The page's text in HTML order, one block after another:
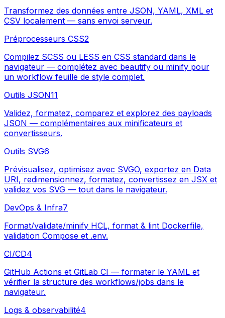
Transformez des données entre JSON, YAML, XML et
CSV localement — sans envoi serveur.
Préprocesseurs CSS2
Compilez SCSS ou LESS en CSS standard dans le
navigateur — complétez avec beautify ou minify pour
un workflow feuille de style complet.
Outils JSON11
Validez, formatez, comparez et explorez des payloads
JSON — complémentaires aux minificateurs et
convertisseurs.
Outils SVG6
Prévisualisez, optimisez avec SVGO, exportez en Data
URI, redimensionnez, formatez, convertissez en JSX et
validez vos SVG — tout dans le navigateur.
DevOps & Infra7
Format/validate/minify HCL, format & lint Dockerfile,
validation Compose et .env.
CI/CD4
GitHub Actions et GitLab CI — formater le YAML et
vérifier la structure des workflows/jobs dans le
navigateur.
Logs & observabilité4